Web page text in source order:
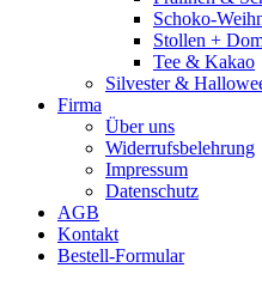
Schoko-
Stollen +
Tee & Kakao
Silvester &
Firma
Über uns
Widerrufsbelehrung
Impressum
Datenschutz
AGB
Kontakt
Bestell-Formular